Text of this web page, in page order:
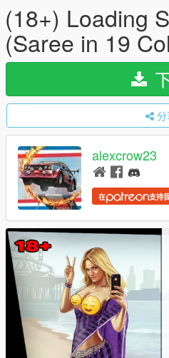
(18+) Loading
(Saree in 19
alexcrow23
在 支持